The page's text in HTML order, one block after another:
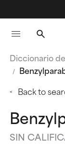
Diccionario
Back to
SIN